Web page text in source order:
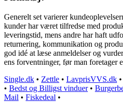
Generelt set varierer
kunder har været tilfredse med
leveringstid, mens andre har haft
returnering, kommunikation og
god idé at læse anmeldelser og
ens forventninger, før man foretager
Single.dk • Zettle • LavprisVVS.dk •
• Bedst og Billigst vinduer•
Mail • Fiskedeal •